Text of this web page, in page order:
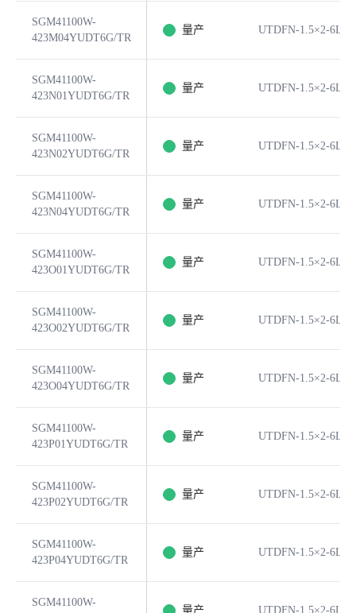
SGM41100W-
423M04YUDT6G/TR
量产 UTDFN-1.5×2-6L
SGM41100W-
423N01YUDT6G/TR
量产 UTDFN-1.5×2-6L
SGM41100W-
423N02YUDT6G/TR
量产 UTDFN-1.5×2-6L
SGM41100W-
423N04YUDT6G/TR
量产 UTDFN-1.5×2-6L
SGM41100W-
423O01YUDT6G/TR
量产 UTDFN-1.5×2-6L
SGM41100W-
423O02YUDT6G/TR
量产 UTDFN-1.5×2-6L
SGM41100W-
423O04YUDT6G/TR
量产 UTDFN-1.5×2-6L
SGM41100W-
423P01YUDT6G/TR
量产 UTDFN-1.5×2-6L
SGM41100W-
423P02YUDT6G/TR
量产 UTDFN-1.5×2-6L
SGM41100W-
423P04YUDT6G/TR
量产 UTDFN-1.5×2-6L
SGM41100W-
量产 UTDFN-1.5×2-6L